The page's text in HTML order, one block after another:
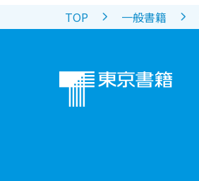
TOP 一般書籍